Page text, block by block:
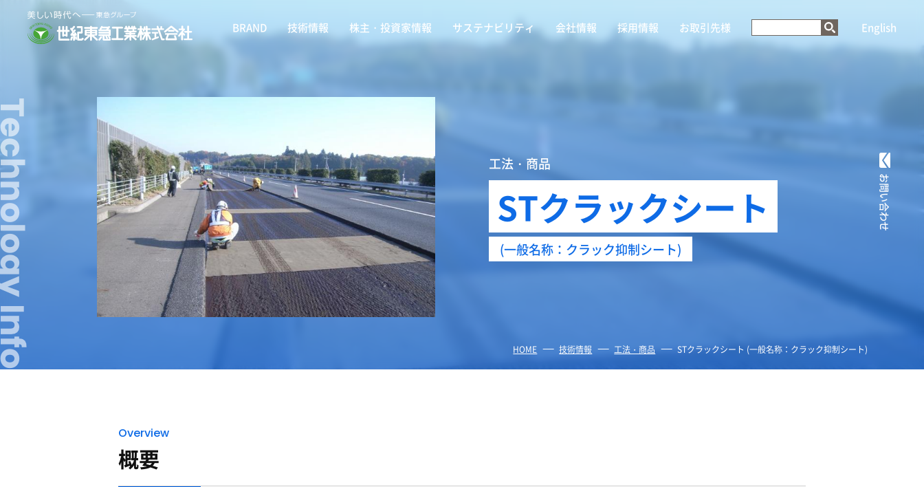
BRAND 技術情報 株主・投資家情報 サステナビリティ 会社情報 採用情報 お取引先様 English
工法・商品
STクラックシート
(一般名称：クラック抑制シート)
HOME 技術情報 工法・商品 STクラックシート (一般名称：クラック抑制シート)
お問い合わせ
Overview
概要